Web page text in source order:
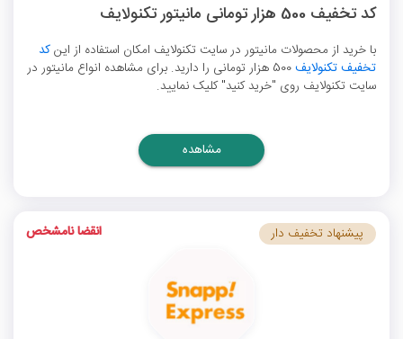
کد تخفیف 500 هزار تومانی مانیتور تکنولایف
با خرید از محصولات مانیتور در سایت تکنولایف امکان استفاده از اینکد
تخفیف تکنولایف
500 هزار تومانی را دارید. برای مشاهده انواع مانیتور در
سایت تکنولایف روی "خرید کنید" کلیک نمایید.
مشاهده
پیشنهاد تخفیف دار انقضا نامشخص